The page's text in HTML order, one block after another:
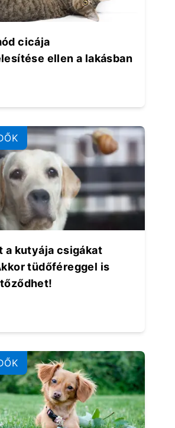
cicája
ellen a lakásban
a kutyája csigákat
tüdőféreggel is